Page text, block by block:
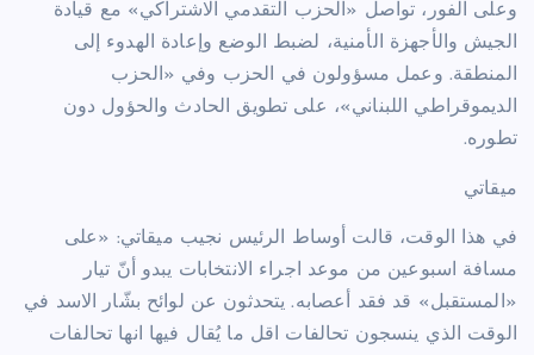
وعلى الفور، تواصل «الحزب التقدمي الاشتراكي» مع قيادة
الجيش والأجهزة الأمنية، لضبط الوضع وإعادة الهدوء إلى
المنطقة. وعمل مسؤولون في الحزب وفي «الحزب
الديموقراطي اللبناني»، على تطويق الحادث والحؤول دون
تطوره.
ميقاتي
في هذا الوقت، قالت أوساط الرئيس نجيب ميقاتي: «على
مسافة اسبوعين من موعد اجراء الانتخابات يبدو أنّ تيار
«المستقبل» قد فقد أعصابه. يتحدثون عن لوائح بشّار الاسد في
الوقت الذي ينسجون تحالفات اقل ما يُقال فيها انها تحالفات